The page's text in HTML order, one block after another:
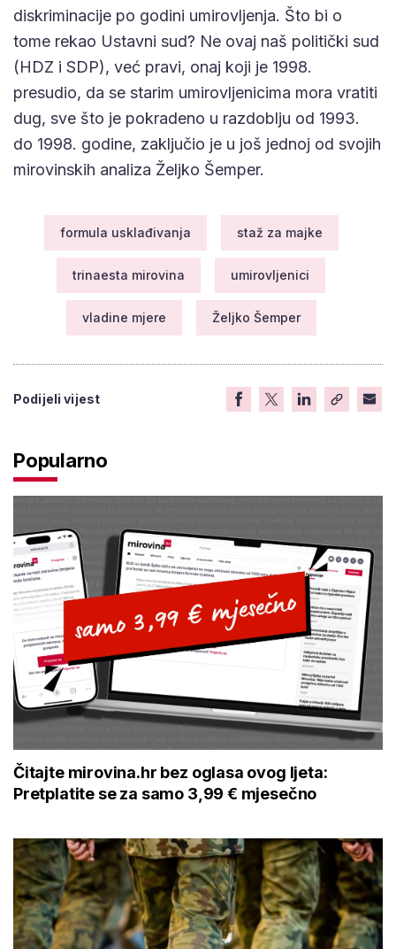
diskriminacije po godini umirovljenja. Što bi o
tome rekao Ustavni sud? Ne ovaj naš politički sud
(HDZ i SDP), već pravi, onaj koji je 1998.
presudio, da se starim umirovljenicima mora vratiti
dug, sve što je pokradeno u razdoblju od 1993.
do 1998. godine, zaključio je u još jednoj od svojih
mirovinskih analiza Željko Šemper.
formula usklađivanja staž za majke
trinaesta mirovina umirovljenici
vladine mjere Željko Šemper
Podijeli vijest
Popularno
Čitajte mirovina.hr bez oglasa ovog ljeta:
Pretplatite se za samo 3,99 € mjesečno